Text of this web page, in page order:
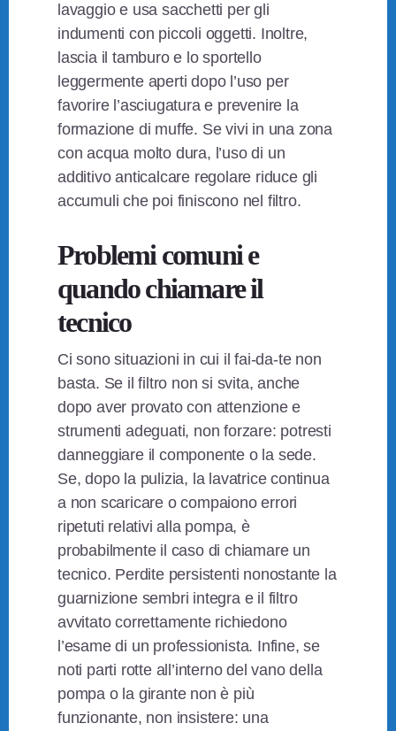
lavaggio e usa sacchetti per gli
indumenti con piccoli oggetti. Inoltre,
lascia il tamburo e lo sportello
leggermente aperti dopo l’uso per
favorire l’asciugatura e prevenire la
formazione di muffe. Se vivi in una zona
con acqua molto dura, l’uso di un
additivo anticalcare regolare riduce gli
accumuli che poi finiscono nel filtro.
Problemi comuni e
quando chiamare il
tecnico
Ci sono situazioni in cui il fai‑da‑te non
basta. Se il filtro non si svita, anche
dopo aver provato con attenzione e
strumenti adeguati, non forzare: potresti
danneggiare il componente o la sede.
Se, dopo la pulizia, la lavatrice continua
a non scaricare o compaiono errori
ripetuti relativi alla pompa, è
probabilmente il caso di chiamare un
tecnico. Perdite persistenti nonostante la
guarnizione sembri integra e il filtro
avvitato correttamente richiedono
l’esame di un professionista. Infine, se
noti parti rotte all’interno del vano della
pompa o la girante non è più
funzionante, non insistere: una